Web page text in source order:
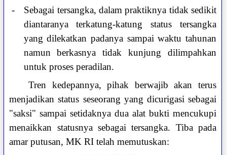
-
Sebagai tersangka, dalam praktiknya tidak sedikit
diantaranya terkatung-katung status tersangka
yang dilekatkan padanya sampai waktu tahunan
namun berkasnya tidak kunjung dilimpahkan
untuk proses peradilan.
Tren kedepannya, pihak berwajib akan terus
menjadikan status seseorang yang dicurigasi sebagai
"saksi" sampai setidaknya dua alat bukti mencukupi
menaikkan statusnya sebagai tersangka. Tiba pada
amar putusan, MK RI telah memutuskan: